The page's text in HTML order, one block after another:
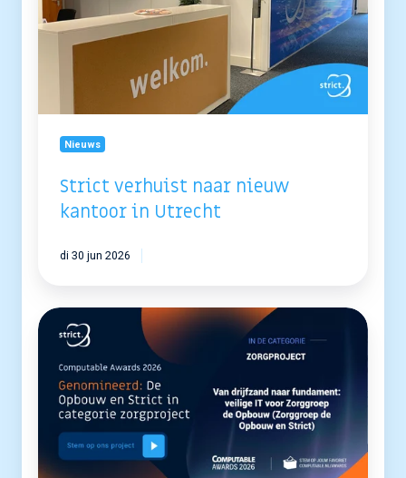
nieuw
kantoor
Nieuws
Strict verhuist naar nieuw
kantoor in Utrecht
di 30 jun 2026
Strict
Opbouw
genomineerd
voor
Computable
Awards